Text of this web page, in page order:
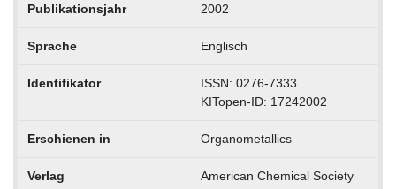
Publikationsjahr 2002
Sprache Englisch
Identifikator
ISSN: 0276-7333
KITopen-ID: 17242002
Erschienen in Organometallics
Verlag
American Chemical Society